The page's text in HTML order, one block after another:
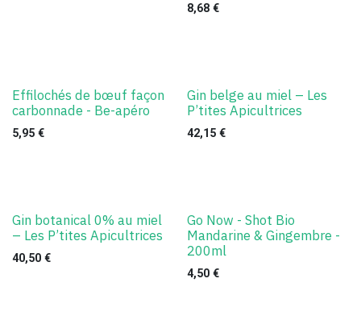
8,68€
Effilochés de bœuf façon
carbonnade - Be-apéro
5,95 €
Gin belge au miel – Les
P’tites Apicultrices
42,15€
Gin botanical 0% au miel
– Les P’tites Apicultrices
40,50 €
Go Now - Shot Bio
Mandarine & Gingembre -
200ml
4,50€